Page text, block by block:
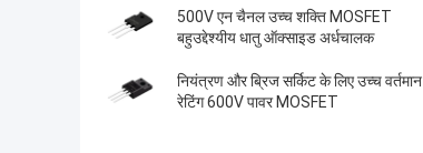
500V एन चैनल उच्च शक्ति MOSFET
बहुउद्देश्यीय धातु ऑक्साइड अर्धचालक
नियंत्रण और ब्रिज सर्किट के लिए उच्च वर्तमान
रेटिंग 600V पावर MOSFET